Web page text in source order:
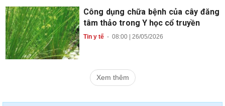
Công dụng chữa bệnh của cây đăng
tâm thảo trong Y học cổ truyền
Tin y tế- 08:00 | 26/05/2026
Xem thêm